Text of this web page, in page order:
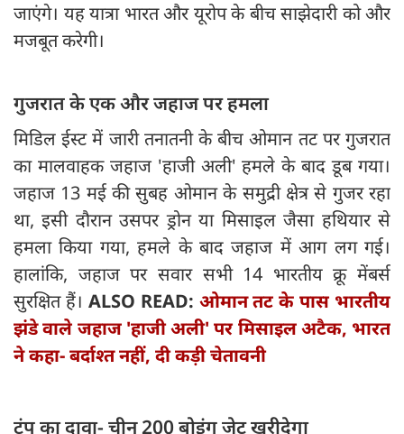
जाएंगे। यह यात्रा भारत और यूरोप के बीच साझेदारी को और
मजबूत करेगी।
गुजरात के एक और जहाज पर हमला
मिडिल ईस्ट में जारी तनातनी के बीच ओमान तट पर गुजरात
का मालवाहक जहाज 'हाजी अली' हमले के बाद डूब गया।
जहाज 13 मई की सुबह ओमान के समुद्री क्षेत्र से गुजर रहा
था, इसी दौरान उसपर ड्रोन या मिसाइल जैसा हथियार से
हमला किया गया, हमले के बाद जहाज में आग लग गई।
हालांकि, जहाज पर सवार सभी 14 भारतीय क्रू मेंबर्स
सुरक्षित हैं। ALSO READ: ओमान तट के पास भारतीय
झंडे वाले जहाज 'हाजी अली' पर मिसाइल अटैक, भारत
ने कहा- बर्दाश्त नहीं, दी कड़ी चेतावनी
ट्रंप का दावा- चीन 200 बोइंग जेट खरीदेगा